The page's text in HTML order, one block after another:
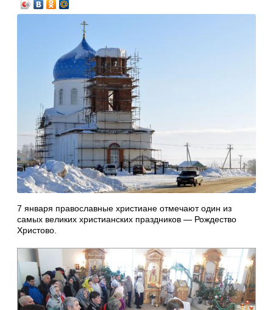
7 января православные христиане отмечают один из
самых великих христианских праздников — Рождество
Христово.